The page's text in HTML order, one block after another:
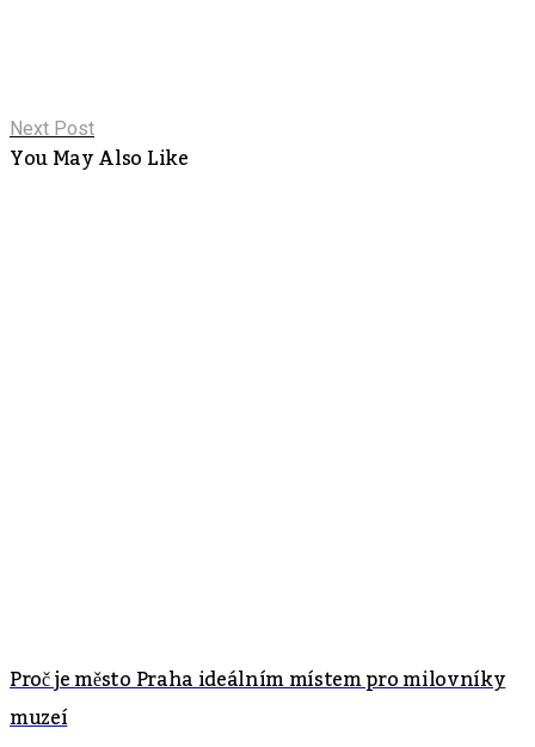
Next Post
You May Also Like
Proč je město Praha ideálním místem pro milovníky
muzeí